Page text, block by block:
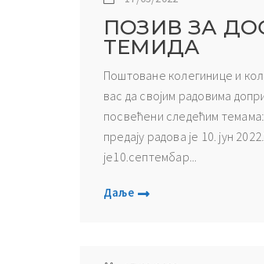
ПОЗИВ ЗА
ТЕМИДА
Поштоване колегинице и
вас да својим радовима
посвећени следећим
предају радова је 10. јун
је10.септембар...
Даље